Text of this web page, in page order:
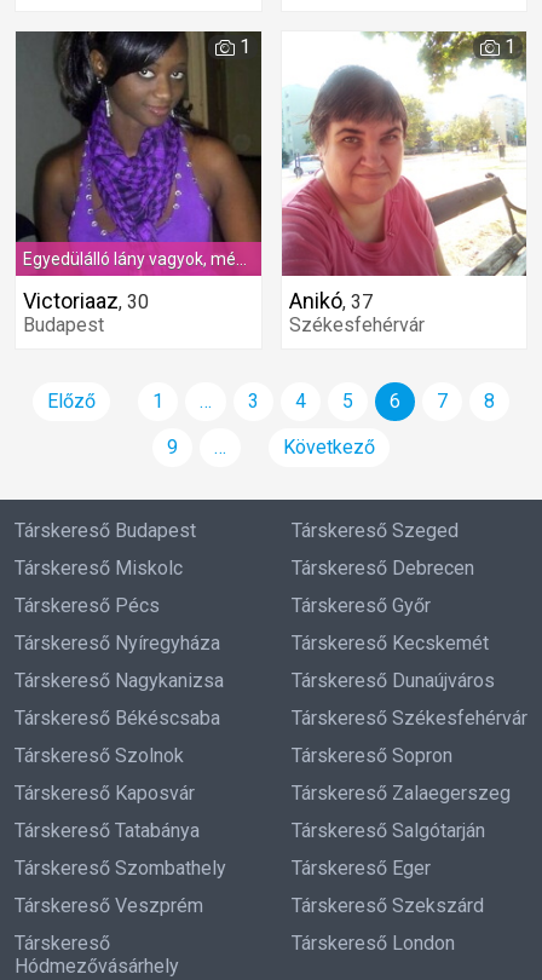
Victoriaaz, 30
Budapest
1
Anikó, 37
Székesfehérvár
1
Előző 1 … 3 4 5 6 7
8
9
… Következő
Társkereső Budapest
Társkereső Szeged
Társkereső Miskolc
Társkereső Debrecen
Társkereső Pécs
Társkereső Győr
Társkereső Nyíregyháza
Társkereső Kecskemét
Társkereső Nagykanizsa
Társkereső Dunaújváros
Társkereső Békéscsaba
Társkereső Székesfehérvár
Társkereső Szolnok
Társkereső Sopron
Társkereső Kaposvár
Társkereső Zalaegerszeg
Társkereső Tatabánya
Társkereső Salgótarján
Társkereső Szombathely
Társkereső Eger
Társkereső Veszprém
Társkereső Szekszárd
Társkereső
Hódmezővásárhely
Társkereső London